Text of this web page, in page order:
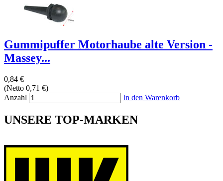
Gummipuffer Motorhaube alte Version -
Massey...
0,84 €
(Netto 0,71 €)
Anzahl
In den Warenkorb
UNSERE TOP-MARKEN